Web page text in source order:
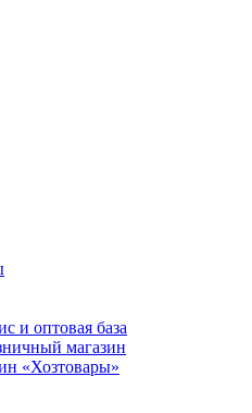
и оптовая база
магазин
«Хозтовары»